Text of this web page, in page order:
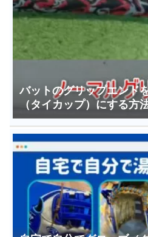
バットのグリップエンド
（タイカップ）にする方
ょっとで）